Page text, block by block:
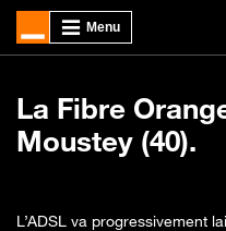
La Fibre
Moustey (40).
L’ADSL va progressivement